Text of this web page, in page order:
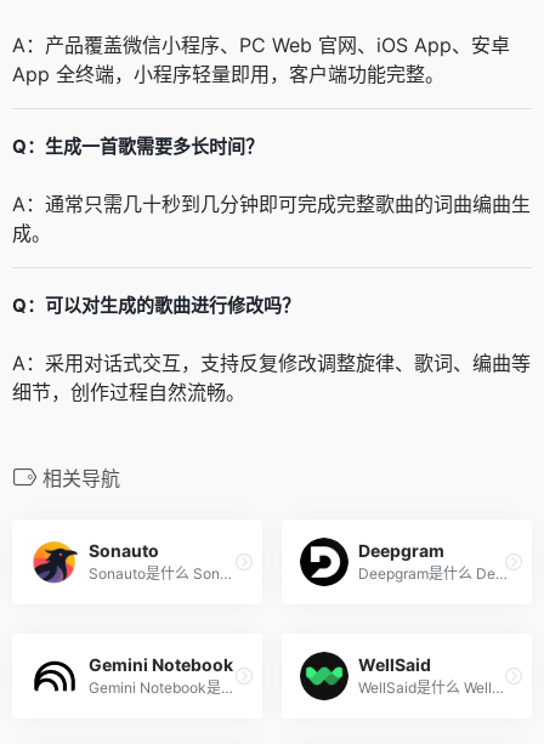
A：产品覆盖微信小程序、PC Web 官网、iOS App、安卓
App 全终端，小程序轻量即用，客户端功能完整。
Q：生成一首歌需要多长时间？
A：通常只需几十秒到几分钟即可完成完整歌曲的词曲编曲生
成。
Q：可以对生成的歌曲进行修改吗？
A：采用对话式交互，支持反复修改调整旋律、歌词、编曲等
细节，创作过程自然流畅。
相关导航
Sonauto
Sonauto是什么 Sonauto是一款...
Deepgram
Deepgram是什么 Deepgram是一...
Gemini Notebook
Gemini Notebook是什么 Gemin...
WellSaid
WellSaid是什么 WellSaid 是 ...